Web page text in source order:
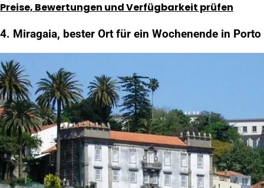
Preise, Bewertungen und Verfügbarkeit prüfen
4. Miragaia, bester Ort für ein Wochenende in Porto